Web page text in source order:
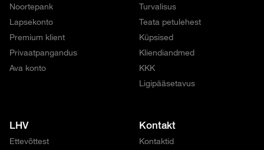
Noortepank
Lapsekonto
Premium klient
Privaatpangandus
Ava konto
Turvalisus
Teata petulehest
Küpsised
Kliendiandmed
KKK
Ligipääsetavus
LHV
Ettevõttest
Kontakt
Kontaktid